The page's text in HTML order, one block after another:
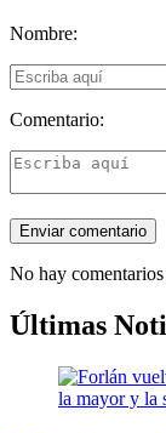
Nombre:
Comentario:
No hay
Últimas